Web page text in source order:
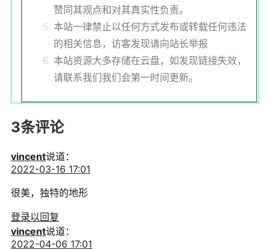
赞同其观点和对其真实性负责。
本站一律禁止以任何方式发布或转载任何违法
的相关信息，访客发现请向站长举报
本站资源大多存储在云盘，如发现链接失效，
请联系我们我们会第一时间更新。
3条评论
vincent说道：
2022-03-16 17:01
很美，独特的地形
登录以回复
vincent说道：
2022-04-06 17:01